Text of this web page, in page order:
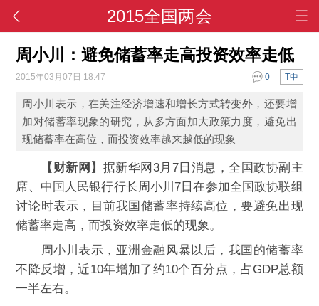
2015全国两会
周小川：避免储蓄率走高投资效率走低
2015年03月07日 18:47 T中
0
周小川表示，在关注经济增速和增长方式转变外，还要增
加对储蓄率现象的研究，从多方面加大政策力度，避免出
现储蓄率在高位，而投资效率越来越低的现象
【财新网】 据新华网3月7日消息，全国政协副主
席、中国人民银行行长周小川7日在参加全国政协联组
讨论时表示，目前我国储蓄率持续高位，要避免出现
储蓄率走高，而投资效率走低的现象。
周小川表示，亚洲金融风暴以后，我国的储蓄率
不降反增，近10年增加了约10个百分点，占GDP总额
一半左右。